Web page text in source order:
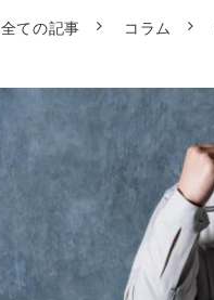
全ての記事 コラム